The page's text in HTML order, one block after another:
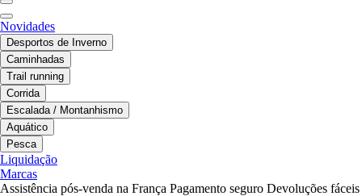
Novidades
Desportos de Inverno
Caminhadas
Trail running
Corrida
Escalada / Montanhismo
Aquático
Pesca
Liquidação
Marcas
Assistência pós-venda na França Pagamento seguro Devoluções fáceis